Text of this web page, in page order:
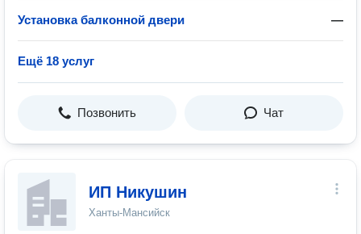
Установка балконной двери —
Ещё 18 услуг
Позвонить Чат
ИП Никушин
Ханты-Мансийск